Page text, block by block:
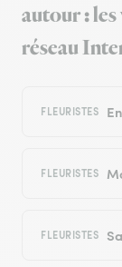
autour :
réseau
FLEURISTES
FLEURISTES
FLEURISTES